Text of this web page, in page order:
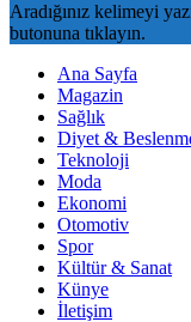
Aradığınız kelimeyi
butonuna tıklayın.
Ana Sayfa
Magazin
Sağlık
Diyet &
Teknoloji
Moda
Ekonomi
Otomotiv
Spor
Kültür & Sanat
Künye
İletişim